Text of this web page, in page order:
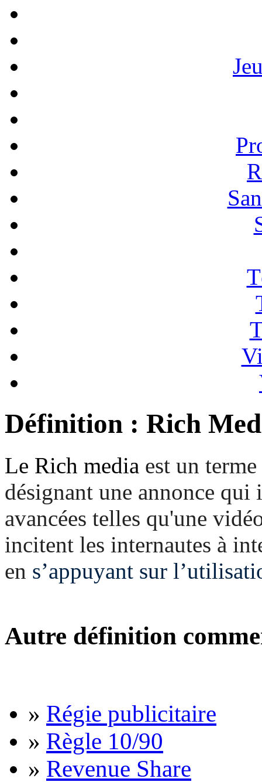
Définition : Rich
Le Rich media est un
désignant une annonce
avancées telles qu'une
incitent les internautes à
en s’appuyant sur
Autre définition
» Régie publicitaire
» Règle 10/90
» Revenue Share